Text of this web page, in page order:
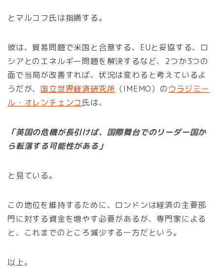
とマルコフ氏は指摘する。
彼は、貿易問題で米国と合意する、EUと妥協する、ロ
シアとのエネルギー問題を解決するなど、2つか3つの
面で当局が改善すれば、状況は変わると考えているよ
うだが、 国立世界経済研究所 （IMEMO）の ウラジミー
ル・オレンチェンコ 氏は、
「英国の危機が長引けば、国際舞台でのリーダー国か
ら転落する可能性がある」
と見ている。
この地位を維持するために、ロンドンは経済の主要部
門に対する資金を増やす必要があるが、専門家による
と、これまでのところ減少する一方だという。
以上。